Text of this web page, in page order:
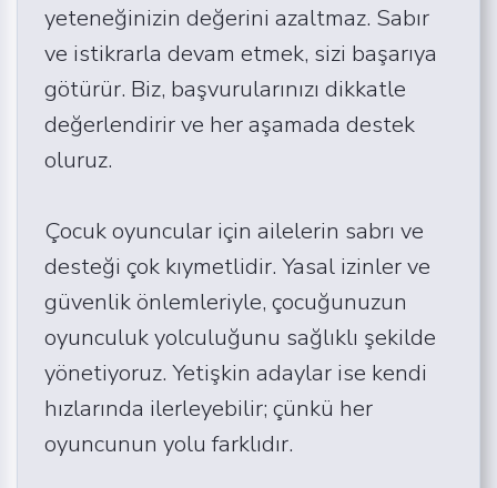
yeteneğinizin değerini azaltmaz. Sabır
ve istikrarla devam etmek, sizi başarıya
götürür. Biz, başvurularınızı dikkatle
değerlendirir ve her aşamada destek
oluruz.
Çocuk oyuncular için ailelerin sabrı ve
desteği çok kıymetlidir. Yasal izinler ve
güvenlik önlemleriyle, çocuğunuzun
oyunculuk yolculuğunu sağlıklı şekilde
yönetiyoruz. Yetişkin adaylar ise kendi
hızlarında ilerleyebilir; çünkü her
oyuncunun yolu farklıdır.